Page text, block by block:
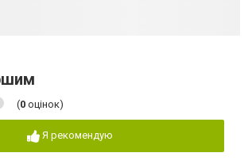
(0 оцінок)
Я рекомендую